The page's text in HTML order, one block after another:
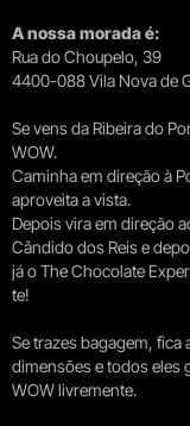
A nossa morada é:
Rua do Choupelo, 39
4400-088 Vila Nova de
Se vens da Ribeira do
WOW.
Caminha em direção à
aproveita a vista.
Depois vira em direção
Cândido dos Reis e
já o The Chocolate
te!
Se trazes bagagem, fica
dimensões e todos eles
WOW livremente.